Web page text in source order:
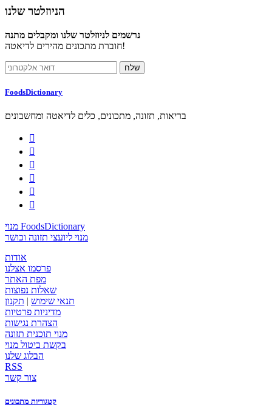
הניוזלטר שלנו
נרשמים לניוזלטר שלנו ומקבלים מתנה
חוברת מתכונים מהירים לדיאטה!
FoodsDictionary
בריאות, תזונה, מתכונים, כלים לדיאטה ומחשבונים






מנוי FoodsDictionary
מנוי ליועצי תזונה וכושר
אודות
פרסמו אצלנו
מפת האתר
שאלות נפוצות
תנאי שימוש | תקנון
מדיניות פרטיות
הצהרת נגישות
מנוי תוכנית תזונה
בקשת ביטול מנוי
הבלוג שלנו
RSS
צור קשר
קטגוריות מתכונים